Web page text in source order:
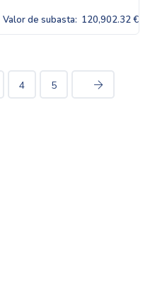
Valor de subasta: 120,902.32 €
4 5